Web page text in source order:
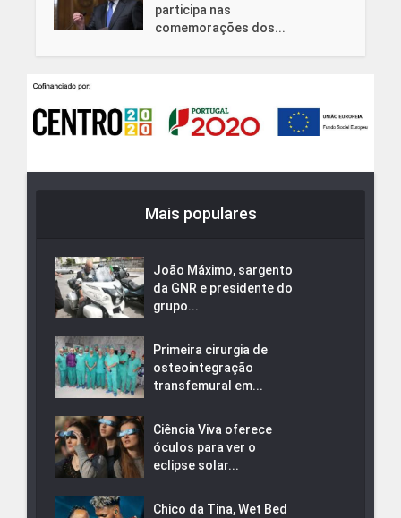
participa nas
comemorações dos...
Mais populares
João Máximo, sargento
da GNR e presidente do
grupo...
Primeira cirurgia de
osteointegração
transfemural em...
Ciência Viva oferece
óculos para ver o
eclipse solar...
Chico da Tina, Wet Bed